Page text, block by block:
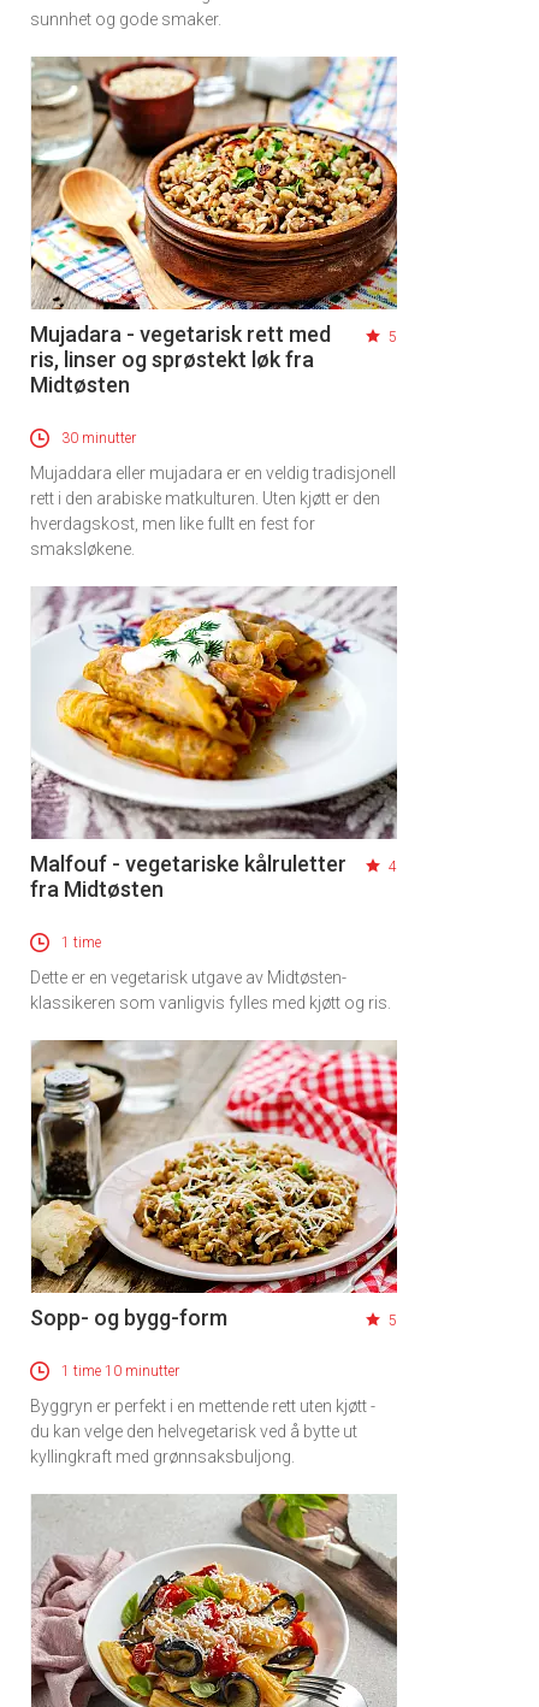
sunnhet og gode smaker.
Mujadara - vegetarisk rett med
ris, linser og sprøstekt løk fra
Midtøsten
5
30 minutter
Mujaddara eller mujadara er en veldig tradisjonell
rett i den arabiske matkulturen. Uten kjøtt er den
hverdagskost, men like fullt en fest for
smaksløkene.
Malfouf - vegetariske kålruletter
fra Midtøsten
4
1 time
Dette er en vegetarisk utgave av Midtøsten-
klassikeren som vanligvis fylles med kjøtt og ris.
Sopp- og bygg-form 5
1 time 10 minutter
Byggryn er perfekt i en mettende rett uten kjøtt -
du kan velge den helvegetarisk ved å bytte ut
kyllingkraft med grønnsaksbuljong.